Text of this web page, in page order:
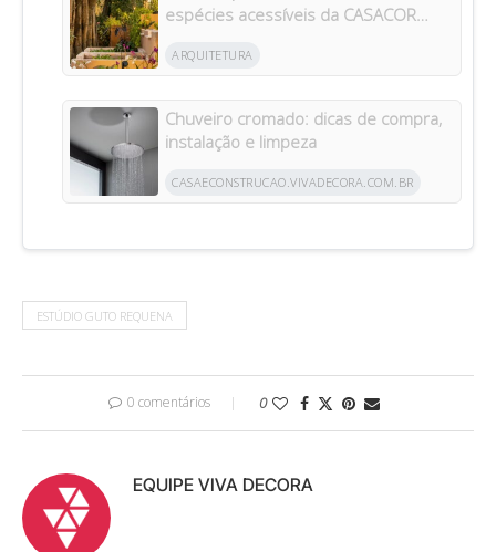
espécies acessíveis da CASACOR
ARQUITETURA
Chuveiro cromado: dicas de compra,
instalação e limpeza
CASAECONSTRUCAO.VIVADECORA.COM.BR
ESTÚDIO GUTO REQUENA
0 comentários 0
EQUIPE VIVA DECORA